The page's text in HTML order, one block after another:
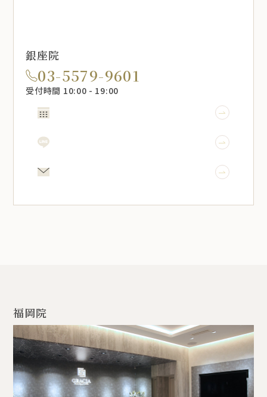
銀座院
03-5579-9601
受付時間 10:00 - 19:00
福岡院